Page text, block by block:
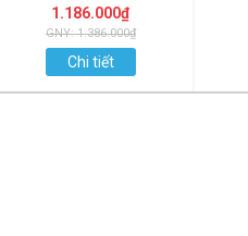
1.186.000₫
GNY: 1.386.000₫
Chi tiết